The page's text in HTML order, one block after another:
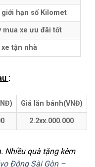
hạn số Kilomet
xe ưu đãi tốt
tận nhà
:
Giá lăn bánh(VNĐ)
2.2xx.000.000
Nhiều quà tặng kèm
Đông Sài Gòn –